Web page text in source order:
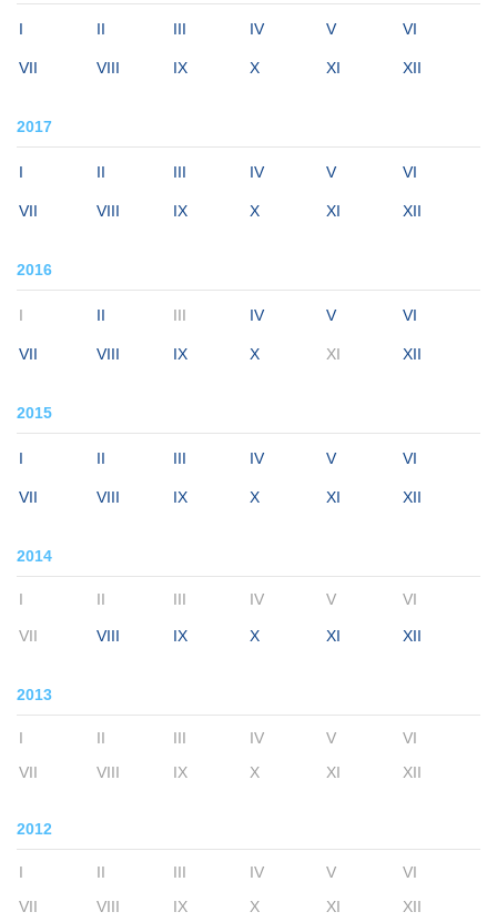
I II III IV V VI
VII VIII IX X XI XII
2017
I II III IV V VI
VII VIII IX X XI XII
2016
I II III IV V VI
VII VIII IX X XI XII
2015
I II III IV V VI
VII VIII IX X XI XII
2014
I II III IV V VI
VII VIII IX X XI XII
2013
I II III IV V
VI
VII
VIII IX X XI XII
2012
I II III IV V
VI
VII
VIII IX X XI XII